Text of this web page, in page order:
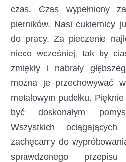
czas. Czas wypełniony
pierników. Nasi cukiernicy
do pracy. Za pieczenie
nieco wcześniej, tak by
zmiękły i nabrały
można je przechowywać
metalowym pudełku.
być doskonałym
Wszystkich
zachęcamy do
sprawdzonego